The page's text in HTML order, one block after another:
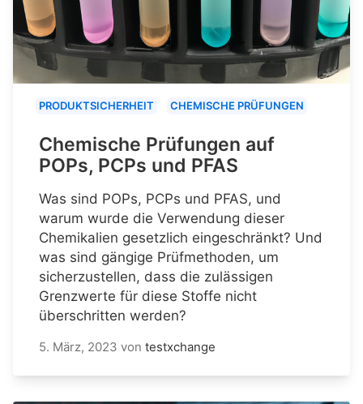
PRODUKTSICHERHEIT CHEMISCHE PRÜFUNGEN
Chemische Prüfungen auf
POPs, PCPs und PFAS
Was sind POPs, PCPs und PFAS, und
warum wurde die Verwendung dieser
Chemikalien gesetzlich eingeschränkt? Und
was sind gängige Prüfmethoden, um
sicherzustellen, dass die zulässigen
Grenzwerte für diese Stoffe nicht
überschritten werden?
5. März, 2023 von testxchange